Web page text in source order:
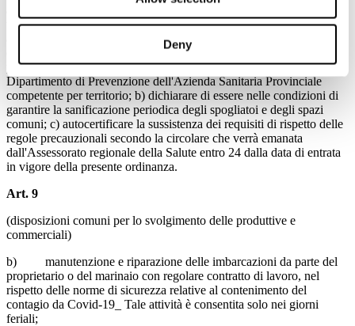
Deny
titolo esemplificativo e non esaustivo, tale disposizione si applica
alle seguenti discipline: tennis, ciclismo, canoa, canottaggio e vela,
equitazione, atletica e golf. I rappresentanti legali delle strutture
predette sono tenuti a: a) comunicare l'inizio delle attività al
Dipartimento di Prevenzione dell'Azienda Sanitaria Provinciale
competente per territorio; b) dichiarare di essere nelle condizioni di
garantire la sanificazione periodica degli spogliatoi e degli spazi
comuni; c) autocertificare la sussistenza dei requisiti di rispetto delle
regole precauzionali secondo la circolare che verrà emanata
dall'Assessorato regionale della Salute entro 24 dalla data di entrata
in vigore della presente ordinanza.
Art. 9
(disposizioni comuni per lo svolgimento delle produttive e
commerciali)
b) manutenzione e riparazione delle imbarcazioni da parte del
proprietario o del marinaio con regolare contratto di lavoro, nel
rispetto delle norme di sicurezza relative al contenimento del
contagio da Covid-19_ Tale attività è consentita solo nei giorni
feriali;